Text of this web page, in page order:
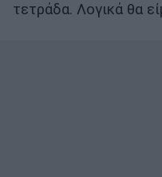
τετράδα. Λογικά θα